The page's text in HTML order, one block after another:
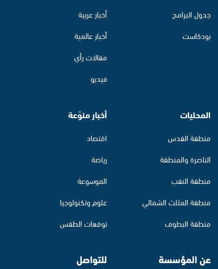
جدول البرامج
بودكاست
أخبار عربية
أخبار عالمية
مقالات رأي
فيديو
المحليات
منطقة القدس
الناصرة والمنطقة
منطقة النقب
منطقة المثلث الشمالي
منطقة البطوف
أخبار منوّعة
اقتصاد
رياضة
الموسوعة
علوم وتكنولوجيا
توقعات الطقس
عن المؤسسة للتواصل